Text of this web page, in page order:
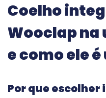
Coelho
Wooclap
e como ele
Por que